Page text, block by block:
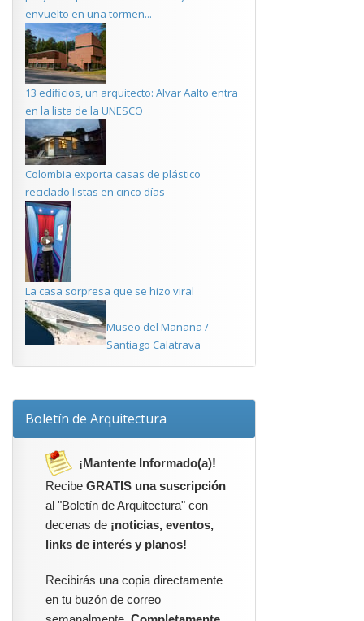
envuelto en una tormen...
13 edificios, un arquitecto: Alvar Aalto entra
en la lista de la UNESCO
Colombia exporta casas de plástico
reciclado listas en cinco días
La casa sorpresa que se hizo viral
Museo del Mañana /
Santiago Calatrava
Boletín de Arquitectura
¡Mantente Informado(a)!
Recibe GRATIS una suscripción
al "Boletín de Arquitectura" con
decenas de ¡noticias, eventos,
links de interés y planos!
Recibirás una copia directamente
en tu buzón de correo